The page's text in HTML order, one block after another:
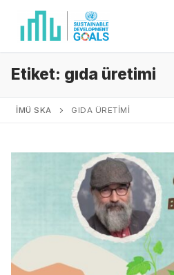
Etiket: gıda üretimi
İMÜ SKA GIDA ÜRETIMI